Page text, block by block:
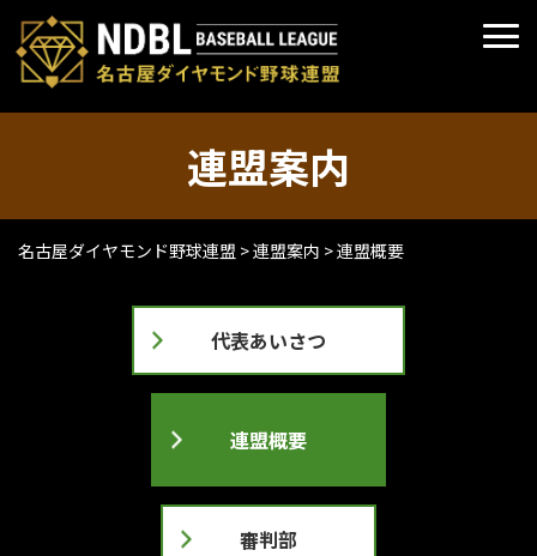
連盟案内
名古屋ダイヤモンド野球連盟 >連盟案内 >連盟概要
代表あいさつ
連盟概要
審判部